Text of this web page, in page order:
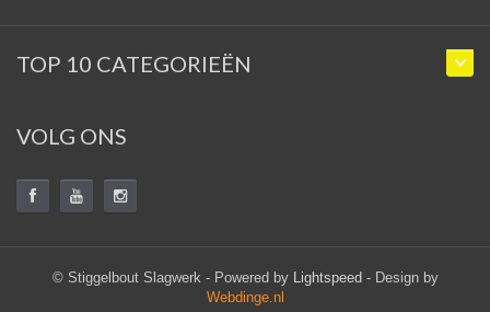
TOP 10 CATEGORIEËN
VOLG ONS
© Stiggelbout Slagwerk - Powered by Lightspeed- Design by
Webdinge.nl